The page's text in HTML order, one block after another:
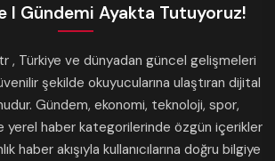
I Gündemi Ayakta Tutuyoruz!
, Türkiye ve dünyadan güncel gelişmeleri
şekilde okuyucularına ulaştıran dijital
Gündem, ekonomi, teknoloji, spor,
yerel haber kategorilerinde özgün içerikler
haber akışıyla kullanıcılarına doğru bilgiye